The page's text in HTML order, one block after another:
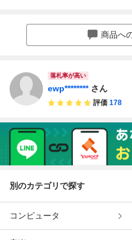
グ 純正ナビ
バックカメラ 車
商品へ
落札率が高い
ewp******** さん
評価 178
別のカテゴリで探す
コンピュータ